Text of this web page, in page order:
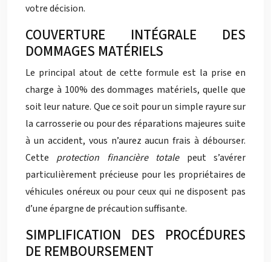
votre décision.
COUVERTURE INTÉGRALE DES
DOMMAGES MATÉRIELS
Le principal atout de cette formule est la prise en
charge à 100% des dommages matériels, quelle que
soit leur nature. Que ce soit pour un simple rayure sur
la carrosserie ou pour des réparations majeures suite
à un accident, vous n’aurez aucun frais à débourser.
Cette protection financière totale peut s’avérer
particulièrement précieuse pour les propriétaires de
véhicules onéreux ou pour ceux qui ne disposent pas
d’une épargne de précaution suffisante.
SIMPLIFICATION DES PROCÉDURES
DE REMBOURSEMENT